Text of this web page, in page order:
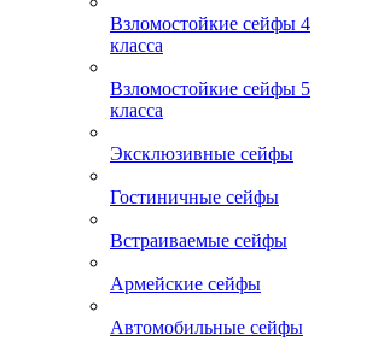
Взломостойкие сейфы 4
класса
Взломостойкие сейфы 5
класса
Эксклюзивные сейфы
Гостиничные сейфы
Встраиваемые сейфы
Армейские сейфы
Автомобильные сейфы